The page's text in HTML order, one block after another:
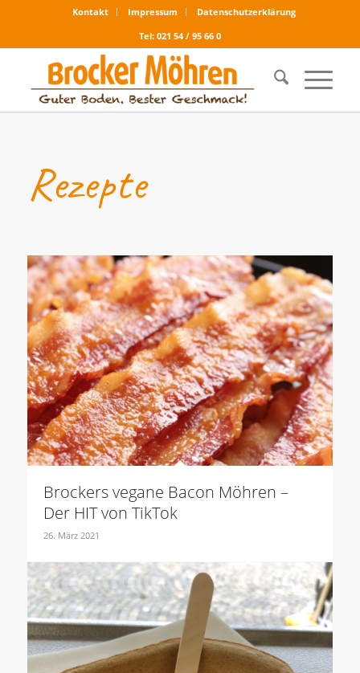
Kontakt Impressum
Datenschutzerklärung
Tel: 021 54 / 95 66 0
Rezepte
Brockers vegane Bacon Möhren –
Der HIT von TikTok
26. März 2021